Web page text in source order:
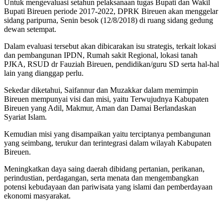
Untuk mengevaluasi setahun pelaksanaan tugas Bupati dan Wakil
Bupati Bireuen periode 2017-2022, DPRK Bireuen akan menggelar
sidang paripurna, Senin besok (12/8/2018) di ruang sidang gedung
dewan setempat.
Dalam evaluasi tersebut akan dibicarakan isu strategis, terkait lokasi
dan pembangunan IPDN, Rumah sakit Regional, lokasi tanah
PJKA, RSUD dr Fauziah Bireuen, pendidikan/guru SD serta hal-hal
lain yang dianggap perlu.
Sekedar diketahui, Saifannur dan Muzakkar dalam memimpin
Bireuen mempunyai visi dan misi, yaitu Terwujudnya Kabupaten
Bireuen yang Adil, Makmur, Aman dan Damai Berlandaskan
Syariat Islam.
Kemudian misi yang disampaikan yaitu terciptanya pembangunan
yang seimbang, terukur dan terintegrasi dalam wilayah Kabupaten
Bireuen.
Meningkatkan daya saing daerah dibidang pertanian, perikanan,
perindustian, perdagangan, serta menata dan mengembangkan
potensi kebudayaan dan pariwisata yang islami dan pemberdayaan
ekonomi masyarakat.